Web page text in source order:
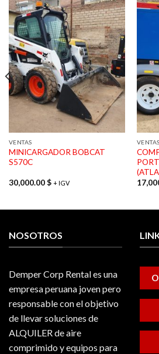
VENTAS
MINICARGADOR BOBCAT
S570C
30,000.00$ + IGV
VENTAS
NOSOTROS
Demper Corp Rental es una
empresa peruana joven pero
responsable con el objetivo
de llevar soluciones de
ALQUILER de aire
comprimido y equipos para